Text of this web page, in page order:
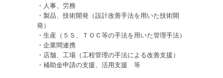
・人事、労務
・製品、技術開発（設計改善手法を用いた技術開
発）
・生産（５Ｓ、ＴＯＣ等の手法を用いた管理手法）
・企業間連携
・店舗、工場（工程管理の手法による改善支援）
・補助金申請の支援、活用支援 等